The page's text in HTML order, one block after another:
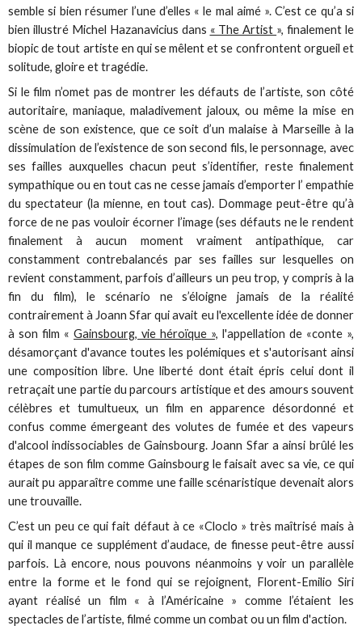
semble si bien résumer l’une d’elles « le mal aimé ». C’est ce qu’a si
bien illustré Michel Hazanavicius dans « The Artist », finalement le
biopic de tout artiste en qui se mêlent et se confrontent orgueil et
solitude, gloire et tragédie.
Si le film n’omet pas de montrer les défauts de l’artiste, son côté
autoritaire, maniaque, maladivement jaloux, ou même la mise en
scène de son existence, que ce soit d’un malaise à Marseille à la
dissimulation de l’existence de son second fils, le personnage, avec
ses failles auxquelles chacun peut s’identifier, reste finalement
sympathique ou en tout cas ne cesse jamais d’emporter l’ empathie
du spectateur (la mienne, en tout cas). Dommage peut-être qu’à
force de ne pas vouloir écorner l’image (ses défauts ne le rendent
finalement à aucun moment vraiment antipathique, car
constamment contrebalancés par ses failles sur lesquelles on
revient constamment, parfois d’ailleurs un peu trop, y compris à la
fin du film), le scénario ne s’éloigne jamais de la réalité
contrairement à Joann Sfar qui avait eu l'excellente idée de donner
à son film «Gainsbourg, vie héroïque », l'appellation de «conte »,
désamorçant d'avance toutes les polémiques et s'autorisant ainsi
une composition libre. Une liberté dont était épris celui dont il
retraçait une partie du parcours artistique et des amours souvent
célèbres et tumultueux, un film en apparence désordonné et
confus comme émergeant des volutes de fumée et des vapeurs
d'alcool indissociables de Gainsbourg. Joann Sfar a ainsi brûlé les
étapes de son film comme Gainsbourg le faisait avec sa vie, ce qui
aurait pu apparaître comme une faille scénaristique devenait alors
une trouvaille.
C’est un peu ce qui fait défaut à ce «Cloclo » très maîtrisé mais à
qui il manque ce supplément d’audace, de finesse peut-être aussi
parfois. Là encore, nous pouvons néanmoins y voir un parallèle
entre la forme et le fond qui se rejoignent, Florent-Emilio Siri
ayant réalisé un film « à l’Américaine » comme l’étaient les
spectacles de l’artiste, filmé comme un combat ou un film d'action.